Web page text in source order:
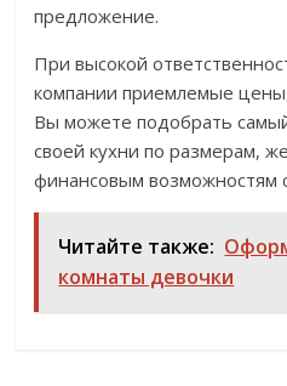
предложение.
При высокой
компании приемлемые
Вы можете подобрать
своей кухни по размерам,
финансовым возможностям
Читайте также:
комнаты девочки